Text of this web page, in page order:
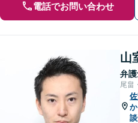
電話でお問い合わせ
山
弁
尾畠